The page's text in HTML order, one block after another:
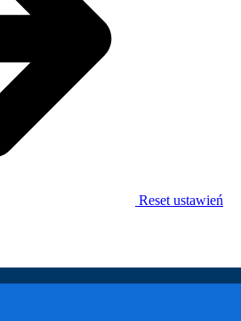
Reset ustawień